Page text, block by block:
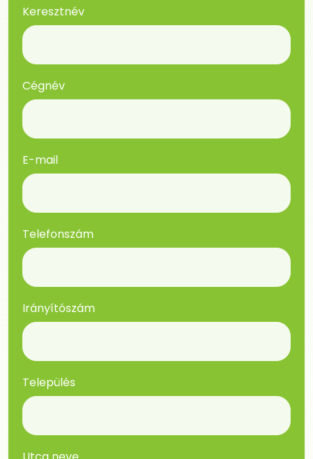
Keresztnév
Cégnév
E-mail
Telefonszám
Irányítószám
Település